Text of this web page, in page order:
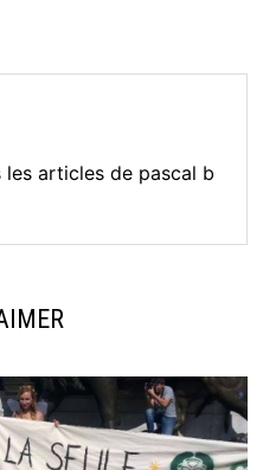
les articles de pascal b